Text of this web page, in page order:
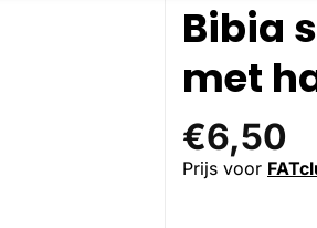
Bibia
met
€6,50
Prijs voor